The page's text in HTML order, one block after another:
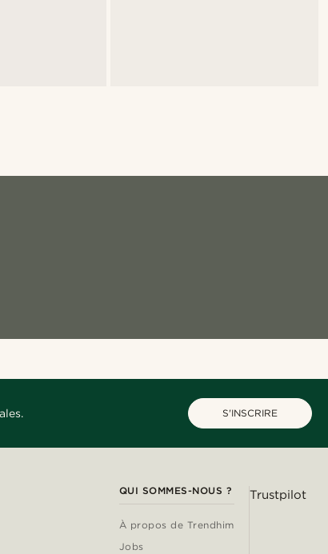
S'INSCRIRE
QUI SOMMES-NOUS ?
À propos de Trendhim
Jobs
Trustpilot